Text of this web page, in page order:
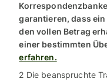
garantieren, dass
den vollen Betrag
einer bestimmten
erfahren.
2 Die beanspruchte